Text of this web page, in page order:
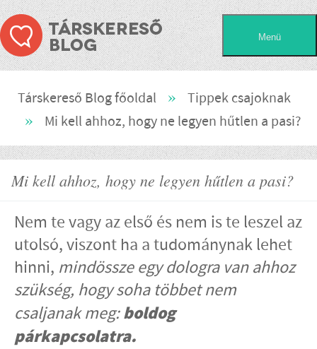
Társkereső Blog főoldal » Tippek csajoknak
» Mi kell ahhoz, hogy ne legyen hűtlen a pasi?
Mi kell ahhoz, hogy ne legyen hűtlen a pasi?
Nem te vagy az első és nem is te leszel az
utolsó, viszont ha a tudománynak lehet
hinni, mindössze egy dologra van ahhoz
szükség, hogy soha többet nem
csaljanak meg:boldog
párkapcsolatra.